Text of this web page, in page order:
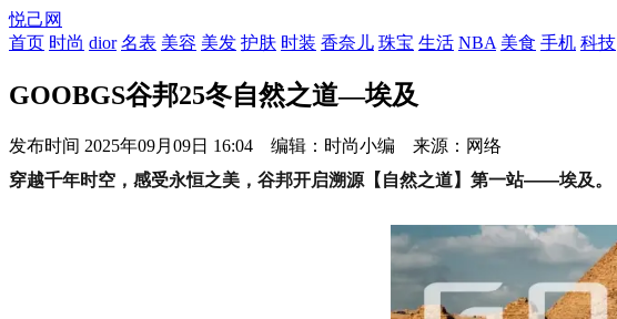
悦己网
首页 时尚 dior 名表 美容 美发 护肤 时装 香奈儿 珠宝 生活 NBA 美食 手机 科技
GOOBGS谷邦25冬自然之道—埃及
发布时间 2025年09月09日 16:04 编辑：时尚小编 来源：网络
穿越千年时空，感受永恒之美，谷邦开启溯源【自然之道】第一站——埃及。